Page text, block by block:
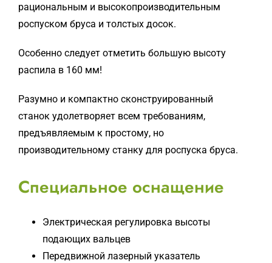
рациональным и высокопроизводительным
роспуском бруса и толстых досок.
Особенно следует отметить большую высоту
распила в 160 мм!
Разумно и компактно сконструированный
станок удолетворяет всем требованиям,
предъявляемым к простому, но
производительному станку для роспуска бруса.
Специальное оснащение
Электрическая регулировка высоты
подающих вальцев
Передвижной лазерный указатель